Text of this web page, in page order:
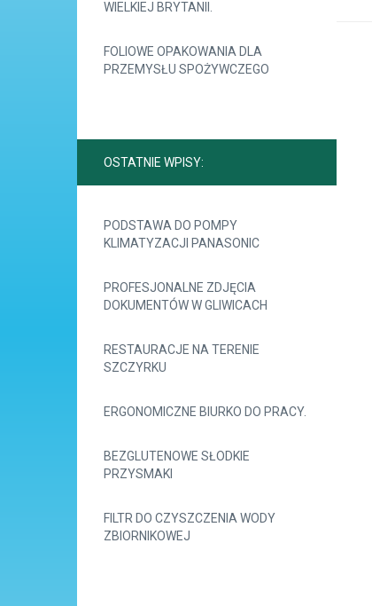
WIELKIEJ BRYTANII.
FOLIOWE OPAKOWANIA DLA
PRZEMYSŁU SPOŻYWCZEGO
OSTATNIE WPISY:
PODSTAWA DO POMPY
KLIMATYZACJI PANASONIC
PROFESJONALNE ZDJĘCIA
DOKUMENTÓW W GLIWICACH
RESTAURACJE NA TERENIE
SZCZYRKU
ERGONOMICZNE BIURKO DO PRACY.
BEZGLUTENOWE SŁODKIE
PRZYSMAKI
FILTR DO CZYSZCZENIA WODY
ZBIORNIKOWEJ